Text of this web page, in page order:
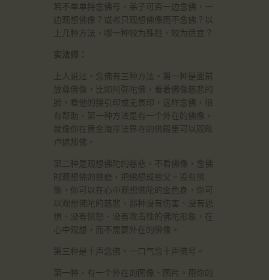
若不单单持念佛号，弟子可否一边念佛，一
边观想佛像？或者只观想佛像而不念佛？以
上几种方法，哪一种较为殊胜，较为适宜？
实法师：
上人说过，念佛有三种方法。第一种是面前
放尊佛像，比如阿弥陀佛，看着佛像慈悲的
脸，看他的接引印或无畏印，这样念佛，很
有帮助。第一种方法是有一个外在的佛像，
就像你在黄金海岸法界寺的佛殿里可以观毗
卢遮那佛。
第二种是观想佛陀的慈悲。不看佛像，念佛
时观想佛的慈悲，把佛想成慈父。没有佛
像，你可以在心中观想佛陀的金色身，你可
以观想佛陀的慈悲，那种没有伤害、没有恐
惧、没有愤怒、没有攻击性的佛陀形象，在
心中观想，而不需要外在的佛像。
第三种是十声念佛。一口气念十声佛号。
第一种，有一个外在的图像、图片。用你的